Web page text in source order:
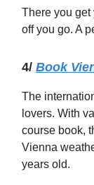
There you get
off you go. A
4/ Book
The
lovers. With
course book,
Vienna
years old.